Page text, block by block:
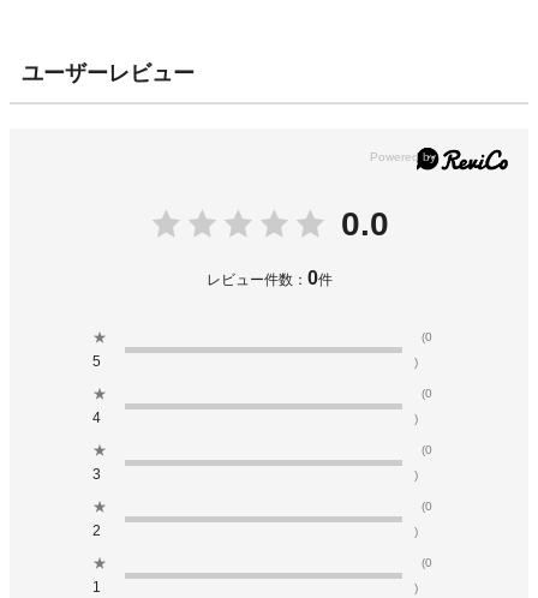
ユーザーレビュー
0.0
レビュー件数： 0件
★
5
(0
)
★
4
(0
)
★
3
(0
)
★
2
(0
)
★
1
(0
)